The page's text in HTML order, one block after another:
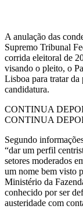
A anulação das
Supremo Tribunal
corrida eleitoral de
visando o pleito, o
Lisboa para tratar da
candidatura.
CONTINUA
CONTINUA
Segundo
“dar um perfil
setores moderados
um nome bem visto
Ministério da
conhecido por ser
austeridade com